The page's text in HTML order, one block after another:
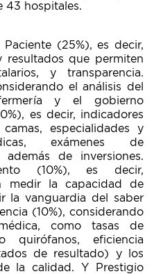
43 hospitales.
(25%), es decir,
resultados que permiten
y transparencia.
el análisis del
y el gobierno
es decir, indicadores
especialidades y
exámenes de
además de inversiones.
(10%), es decir,
medir la capacidad de
la vanguardia del saber
(10%), considerando
como tasas de
eficiencia
de resultado) y los
la calidad. Y Prestigio